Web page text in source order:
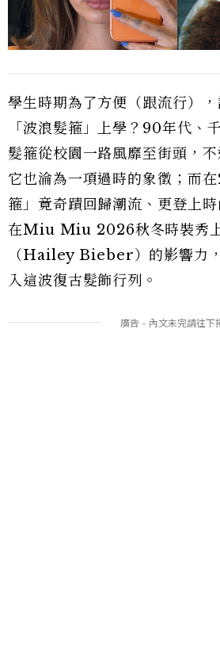
學生時期為了方便（跟流行）
「波浪髮箍」上學？90年代、
髮箍從校園一路風靡至街頭，不
它也淪為一項過時的象徵；而
箍」竟奇蹟回歸潮流、更登上
在Miu Miu 2026秋冬時裝秀
（Hailey Bieber）的影響力
入這波復古髮飾行列。